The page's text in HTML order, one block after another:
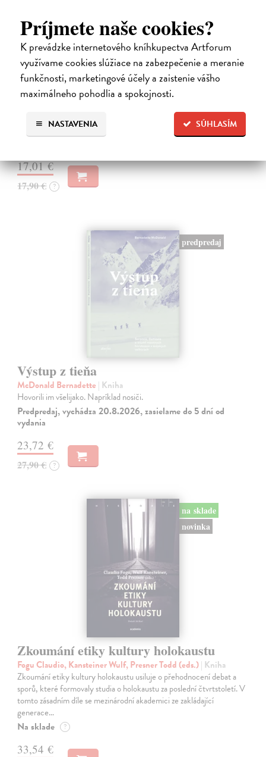
Príjmete naše cookies?
K prevádzke internetového kníhkupectva Artforum
využívame cookies slúžiace na zabezpečenie a meranie
funkčnosti, marketingové účely a zaistenie vášho
maximálneho pohodlia a spokojnosti.
SÚHLASÍM
NASTAVENIA
10 omylov, ktoré zmenili dejiny
Coulter Paul| Kniha
Všetci robíme chyby, no len málokto svojím prešľapom zmení chod
osviežujúci výber neúmyselných pochybení, ktorým sa to podarilo –
raz to bol…
17,01 €
17,90 € ?
predpredaj
Výstup z tieňa
McDonald Bernadette | Kniha
Hovorili im všelijako. Napríklad nosiči.
Predpredaj, vychádza 20.8.2026, zasielame do 5 dní od
vydania
23,72 €
27,90 € ?
na sklade
novinka
Zkoumání etiky kultury holokaustu
Fogu Claudio, Kansteiner Wulf, Presner Todd (eds.)| Kniha
Zkoumání etiky kultury holokaustu usiluje o přehodnocení debat a
sporů, které formovaly studia o holokaustu za poslední čtvrtstoletí. V
tomto zásadním díle se mezinárodní akademici ze zakládající
generace…
Na sklade ?
33,54 €